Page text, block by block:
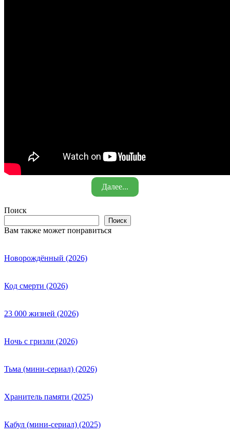
Далее...
Поиск
Поиск
Вам также может понравиться
Новорождённый (2026)
Код смерти (2026)
23 000 жизней (2026)
Ночь с гризли (2026)
Тьма (мини-сериал) (2026)
Хранитель памяти (2025)
Кабул (мини-сериал) (2025)